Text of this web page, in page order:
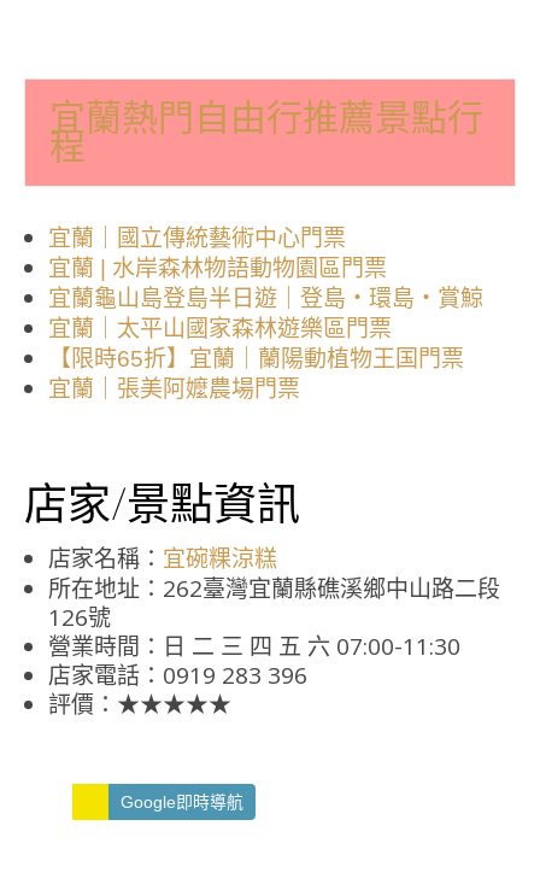
宜蘭熱門自由行推薦景點行
程
宜蘭｜國立傳統藝術中心門票
宜蘭 | 水岸森林物語動物園區門票
宜蘭龜山島登島半日遊｜登島・環島・賞鯨
宜蘭｜太平山國家森林遊樂區門票
【限時65折】宜蘭｜蘭陽動植物王国門票
宜蘭｜張美阿嬤農場門票
店家/景點資訊
店家名稱： 宜碗粿涼糕
所在地址：262臺灣宜蘭縣礁溪鄉中山路二段
126號
營業時間：日 二 三 四 五 六 07:00-11:30
店家電話：0919 283 396
評價：★★★★★
Google即時導航